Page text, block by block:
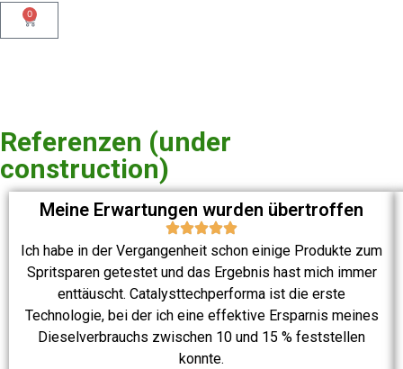
0
Referenzen (under
construction)
Meine Erwartungen wurden übertroffen
Ich habe in der Vergangenheit schon einige Produkte zum
Spritsparen getestet und das Ergebnis hast mich immer
enttäuscht. Catalysttechperforma ist die erste
Technologie, bei der ich eine effektive Ersparnis meines
Dieselverbrauchs zwischen 10 und 15 % feststellen
konnte.